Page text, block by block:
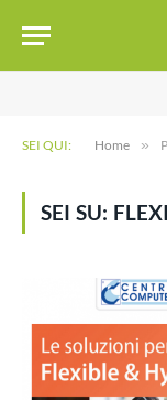
SEI QUI: Home »
SEI SU: